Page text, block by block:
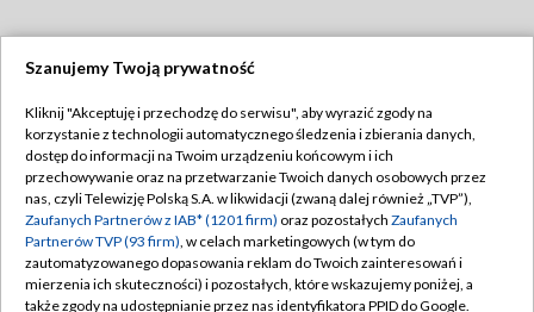
TVP
Abonament TVP
Emisja w TVP
Centrum informacji TVP
Naziemna Telewizja Cyfrowa
Regulamin TVP
Polityka prywatności
Moje zgody
Pomoc
Szanujemy Twoją prywatność
Kliknij "Akceptuję i przechodzę do serwisu", aby wyrazić zgody na
korzystanie z technologii automatycznego śledzenia i zbierania danych,
dostęp do informacji na Twoim urządzeniu końcowym i ich
przechowywanie oraz na przetwarzanie Twoich danych osobowych przez
nas, czyli Telewizję Polską S.A. w likwidacji (zwaną dalej również „TVP”),
Zaufanych Partnerów z IAB* (1201 firm) oraz pozostałych Zaufanych
Partnerów TVP (93 firm), w celach marketingowych (w tym do
zautomatyzowanego dopasowania reklam do Twoich zainteresowań i
mierzenia ich skuteczności) i pozostałych, które wskazujemy poniżej, a
także zgody na udostępnianie przez nas identyfikatora PPID do Google.